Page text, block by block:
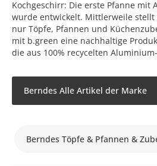
Kochgeschirr: Die erste Pfanne mit
wurde entwickelt. Mittlerweile
nur Töpfe, Pfannen und
mit b.green eine nachhaltige
die aus 100% recycelten
Berndes Alle Artikel der Marke
Berndes Töpfe & Pfannen &